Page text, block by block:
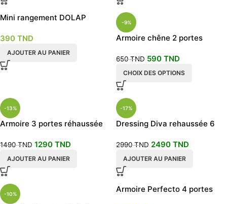
Mini rangement DOLAP
390 TND
AJOUTER AU PANIER
-9%
Armoire chêne 2 portes
650TND 590 TND
CHOIX DES OPTIONS
-13%
Armoire 3 portes réhaussée
1490TND 1290 TND
AJOUTER AU PANIER
-17%
Dressing Diva rehaussée 6
2990TND 2490 TND
AJOUTER AU PANIER
-10% Armoire Perfecto 4 portes